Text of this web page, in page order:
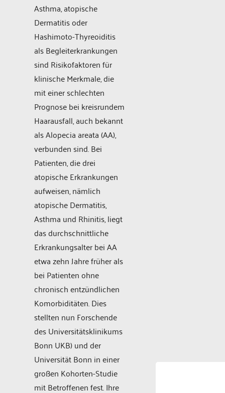
Asthma, atopische
Dermatitis oder
Hashimoto-Thyreoiditis
als Begleiterkrankungen
sind Risikofaktoren für
klinische Merkmale, die
mit einer schlechten
Prognose bei kreisrundem
Haarausfall, auch bekannt
als Alopecia areata (AA),
verbunden sind. Bei
Patienten, die drei
atopische Erkrankungen
aufweisen, nämlich
atopische Dermatitis,
Asthma und Rhinitis, liegt
das durchschnittliche
Erkrankungsalter bei AA
etwa zehn Jahre früher als
bei Patienten ohne
chronisch entzündlichen
Komorbiditäten. Dies
stellten nun Forschende
des Universitätsklinikums
Bonn UKB) und der
Universität Bonn in einer
großen Kohorten-Studie
mit Betroffenen fest. Ihre